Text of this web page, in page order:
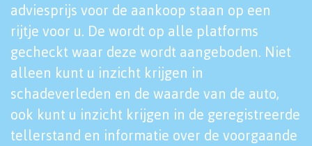
adviesprijs voor de aankoop staan op een
rijtje voor u. De wordt op alle platforms
gecheckt waar deze wordt aangeboden. Niet
alleen kunt u inzicht krijgen in
schadeverleden en de waarde van de auto,
ook kunt u inzicht krijgen in de geregistreerde
tellerstand en informatie over de voorgaande